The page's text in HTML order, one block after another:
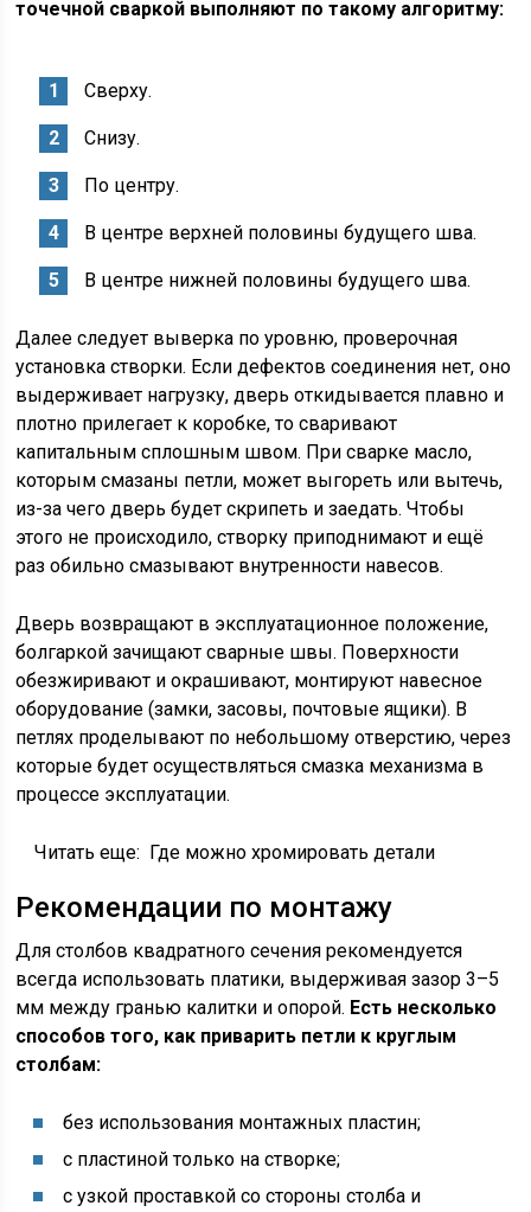
точечной сваркой выполняют по такому алгоритму:
Сверху.
Снизу.
По центру.
В центре верхней половины будущего шва.
В центре нижней половины будущего шва.
Далее следует выверка по уровню, проверочная
установка створки. Если дефектов соединения нет, оно
выдерживает нагрузку, дверь откидывается плавно и
плотно прилегает к коробке, то сваривают
капитальным сплошным швом. При сварке масло,
которым смазаны петли, может выгореть или вытечь,
из-за чего дверь будет скрипеть и заедать. Чтобы
этого не происходило, створку приподнимают и ещё
раз обильно смазывают внутренности навесов.
Дверь возвращают в эксплуатационное положение,
болгаркой зачищают сварные швы. Поверхности
обезжиривают и окрашивают, монтируют навесное
оборудование (замки, засовы, почтовые ящики). В
петлях проделывают по небольшому отверстию, через
которые будет осуществляться смазка механизма в
процессе эксплуатации.
Читать еще: Где можно хромировать детали
Рекомендации по монтажу
Для столбов квадратного сечения рекомендуется
всегда использовать платики, выдерживая зазор 3–5
мм между гранью калитки и опорой. Есть несколько
способов того, как приварить петли к круглым
столбам:
без использования монтажных пластин;
с пластиной только на створке;
с узкой проставкой со стороны столба и